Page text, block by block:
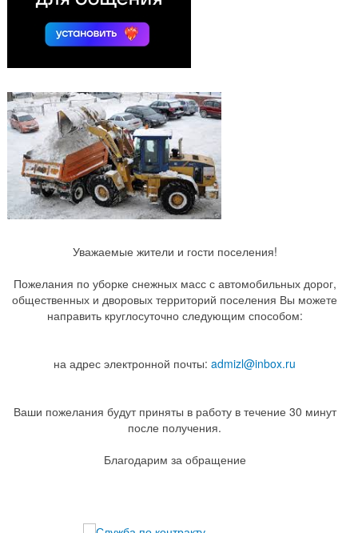
Уважаемые жители и гости поселения!
Пожелания по уборке снежных масс с автомобильных дорог,
общественных и дворовых территорий поселения Вы можете
направить круглосуточно следующим способом:
на адрес электронной почты: admizl@inbox.ru
Ваши пожелания будут приняты в работу в течение 30 минут
после получения.
Благодарим за обращение